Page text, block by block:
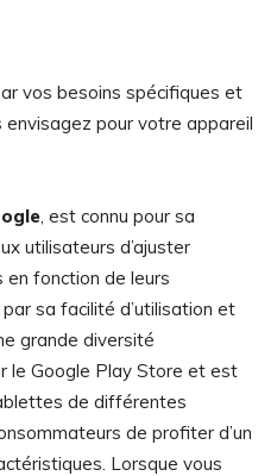
vos besoins spécifiques et
envisagez pour votre appareil
, est connu pour sa
utilisateurs d’ajuster
fonction de leurs
sa facilité d’utilisation et
grande diversité
le Google Play Store et est
de différentes
de profiter d’un
Lorsque vous